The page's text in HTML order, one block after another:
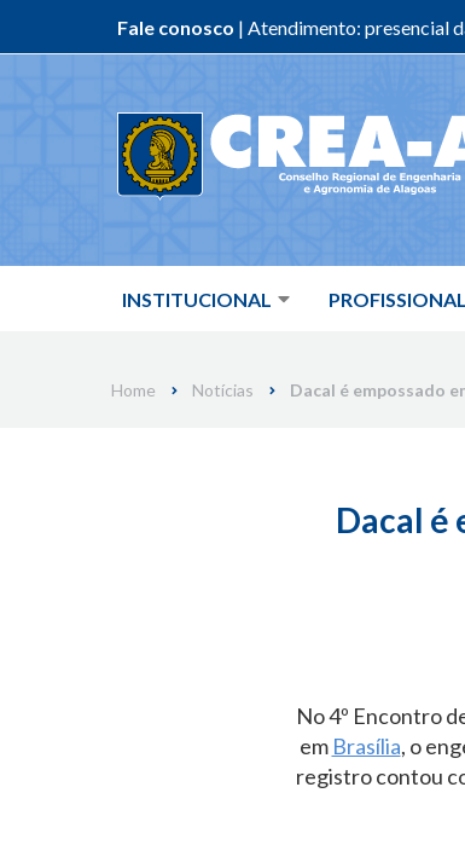
Fale conosco | Atendimento: presencial
INSTITUCIONAL PROFISSIONAL
Home Notícias Dacal é empossado
Dacal é
No 4º Encontro
em ‪‎Brasília, o
registro contou